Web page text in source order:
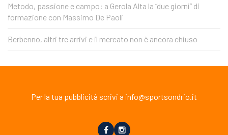
Metodo, passione e campo: a Gerola Alta la “due giorni” di
formazione con Massimo De Paoli
Berbenno, altri tre arrivi e il mercato non è ancora chiuso
Per la tua pubblicità scrivi a info@sportsondrio.it